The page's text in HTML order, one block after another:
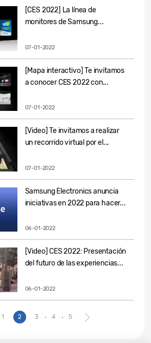
[CES 2022] La línea de
monitores de Samsung...
07-01-2022
[Mapa interactivo] Te invitamos
a conocer CES 2022 con...
07-01-2022
[Video] Te invitamos a realizar
un recorrido virtual por el...
07-01-2022
Samsung Electronics anuncia
iniciativas en 2022 para hacer...
06-01-2022
[Video] CES 2022: Presentación
del futuro de las experiencias...
06-01-2022
1 2 3 4 5